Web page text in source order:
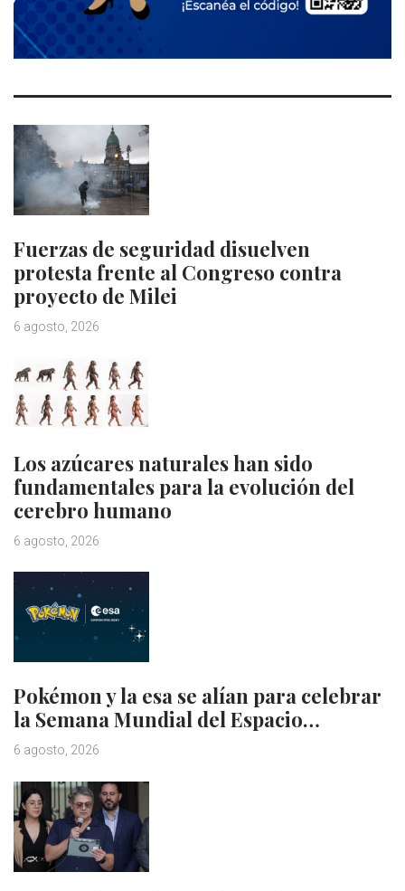
Fuerzas de seguridad disuelven
protesta frente al Congreso contra
proyecto de Milei
6 agosto, 2026
Los azúcares naturales han sido
fundamentales para la evolución del
cerebro humano
6 agosto, 2026
Pokémon y la esa se alían para celebrar
la Semana Mundial del Espacio…
6 agosto, 2026